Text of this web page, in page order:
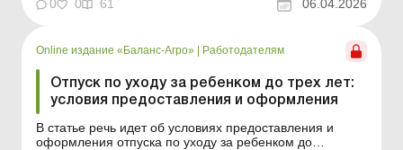
предоставления отпуска по уходу за ребенком до
оформления в ...
0 0 61 06.04.2026
Online издание «Баланс-Агро» Работодателям
Отпуск по уходу за ребенком до трех лет:
условия предоставления и оформления
В статье речь идет об условиях предоставления и
оформления отпуска по уходу за ребенком до